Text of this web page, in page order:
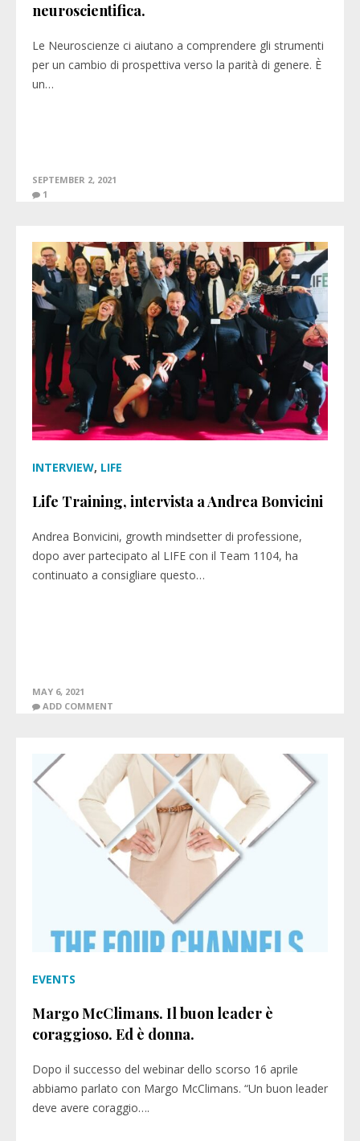
neuroscientifica.
Le Neuroscienze ci aiutano a comprendere gli strumenti
per un cambio di prospettiva verso la parità di genere. È
un…
SEPTEMBER 2, 2021
1
INTERVIEW, LIFE
Life Training, intervista a Andrea Bonvicini
Andrea Bonvicini, growth mindsetter di professione,
dopo aver partecipato al LIFE con il Team 1104, ha
continuato a consigliare questo…
MAY 6, 2021
ADD COMMENT
EVENTS
Margo McClimans. Il buon leader è
coraggioso. Ed è donna.
Dopo il successo del webinar dello scorso 16 aprile
abbiamo parlato con Margo McClimans. “Un buon leader
deve avere coraggio….